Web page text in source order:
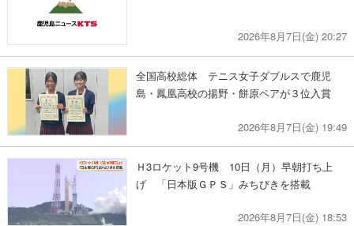
2026年8月7日(金) 20:27
全国高校総体 テニス女子ダブルスで鹿児
島・鳳凰高校の揚野・餅原ペアが３位入賞
2026年8月7日(金) 19:49
Ｈ3ロケット9号機 10日（月）早朝打ち上
げ 「日本版ＧＰＳ」みちびきを搭載
2026年8月7日(金) 18:53